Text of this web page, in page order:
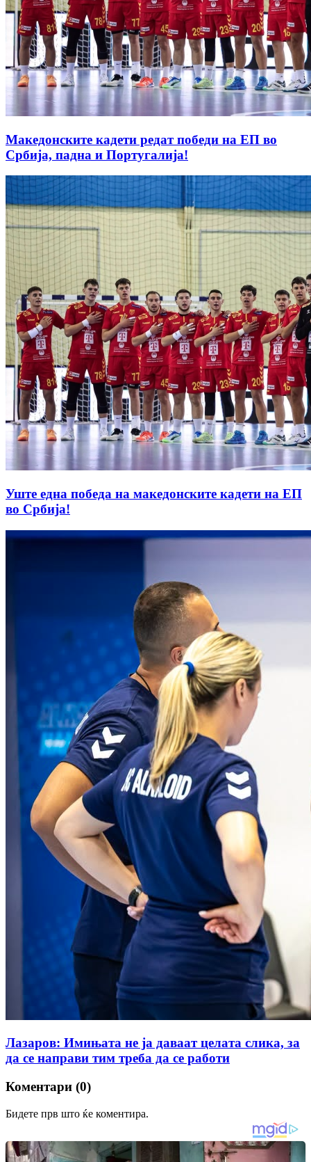
Македонските кадети редат победи на ЕП во
Србија, падна и Португалија!
Уште една победа на македонските кадети на ЕП
во Србија!
Лазаров: Имињата не ја даваат целата слика, за
да се направи тим треба да се работи
Коментари (0)
Бидете прв што ќе коментира.